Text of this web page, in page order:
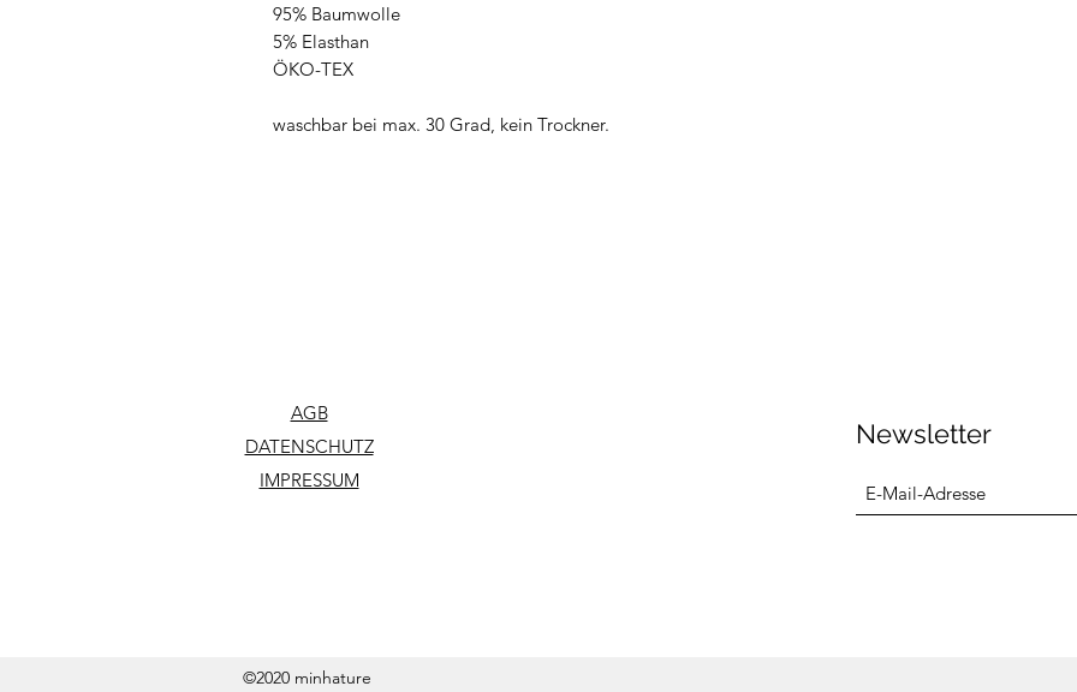
95% Baumwolle
5% Elasthan
ÖKO-TEX
waschbar bei max. 30 Grad, kein Trockner.
AGB
DATENSCHUTZ
IMPRESSUM
Newsletter
©2020 minhature